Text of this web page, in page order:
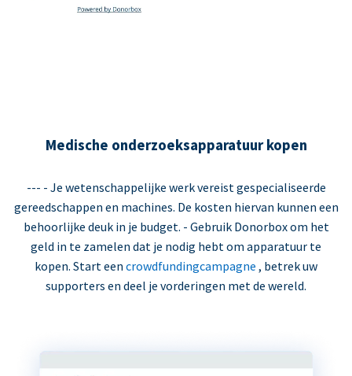
Medische onderzoeksapparatuur kopen
--- - Je wetenschappelijke werk vereist gespecialiseerde
gereedschappen en machines. De kosten hiervan kunnen een
behoorlijke deuk in je budget. - Gebruik Donorbox om het
geld in te zamelen dat je nodig hebt om apparatuur te
kopen. Start een crowdfundingcampagne , betrek uw
supporters en deel je vorderingen met de wereld.